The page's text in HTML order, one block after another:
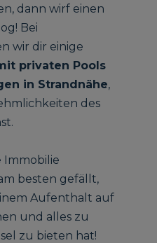
dann wirf einen
Bei
wir dir einige
privaten Pools
in Strandnähe,
des
Immobilie
besten gefällt,
Aufenthalt auf
und alles zu
zu bieten hat!